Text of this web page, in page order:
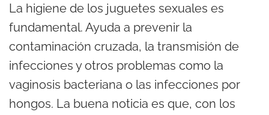
La higiene de los juguetes sexuales es
fundamental. Ayuda a prevenir la
contaminación cruzada, la transmisión de
infecciones y otros problemas como la
vaginosis bacteriana o las infecciones por
hongos. La buena noticia es que, con los